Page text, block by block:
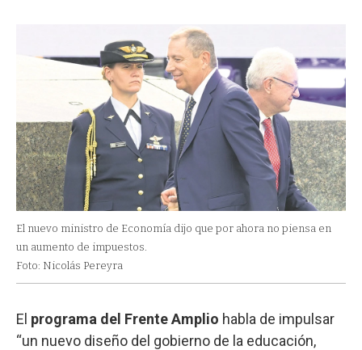
El nuevo ministro de Economía dijo que por ahora no piensa en
un aumento de impuestos.
Foto: Nicolás Pereyra
El programa del Frente Amplio habla de impulsar
“un nuevo diseño del gobierno de la educación,